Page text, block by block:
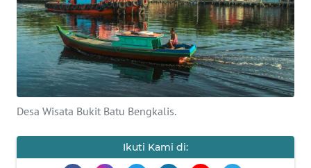
Desa Wisata Bukit Batu Bengkalis.
Ikuti Kami di:
INFRASTRUKTUR
WAHANA
TANI
WAHANA
TRAVEL
WAHANA